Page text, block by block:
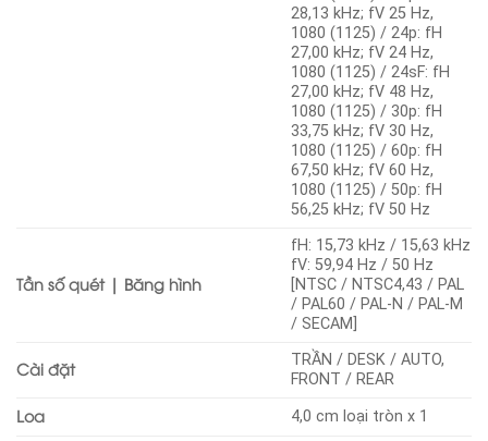
28,13 kHz; fV 25 Hz,
1080 (1125) / 24p: fH
27,00 kHz; fV 24 Hz,
1080 (1125) / 24sF: fH
27,00 kHz; fV 48 Hz,
1080 (1125) / 30p: fH
33,75 kHz; fV 30 Hz,
1080 (1125) / 60p: fH
67,50 kHz; fV 60 Hz,
1080 (1125) / 50p: fH
56,25 kHz; fV 50 Hz
Tần số quét | Băng hình
fH: 15,73 kHz / 15,63 kHz
fV: 59,94 Hz / 50 Hz
[NTSC / NTSC4,43 / PAL
/ PAL60 / PAL-N / PAL-M
/ SECAM]
Cài đặt
TRẦN / DESK / AUTO,
FRONT / REAR
Loa 4,0 cm loại tròn x 1